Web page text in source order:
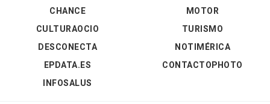
CHANCE
CULTURAOCIO
DESCONECTA
EPDATA.ES
INFOSALUS
MOTOR
TURISMO
NOTIMÉRICA
CONTACTOPHOTO